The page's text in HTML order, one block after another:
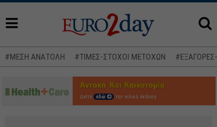
#ΜΕΣΗ ΑΝΑΤΟΛΗ #ΤΙΜΕΣ-ΣΤΟΧΟΙ ΜΕΤΟΧΩΝ
Δείτε εδώ την ειδική έκδοση